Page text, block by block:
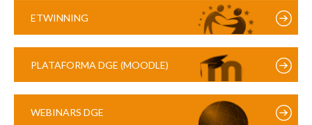
ETWINNING
PLATAFORMA DGE (MOODLE)
WEBINARS DGE